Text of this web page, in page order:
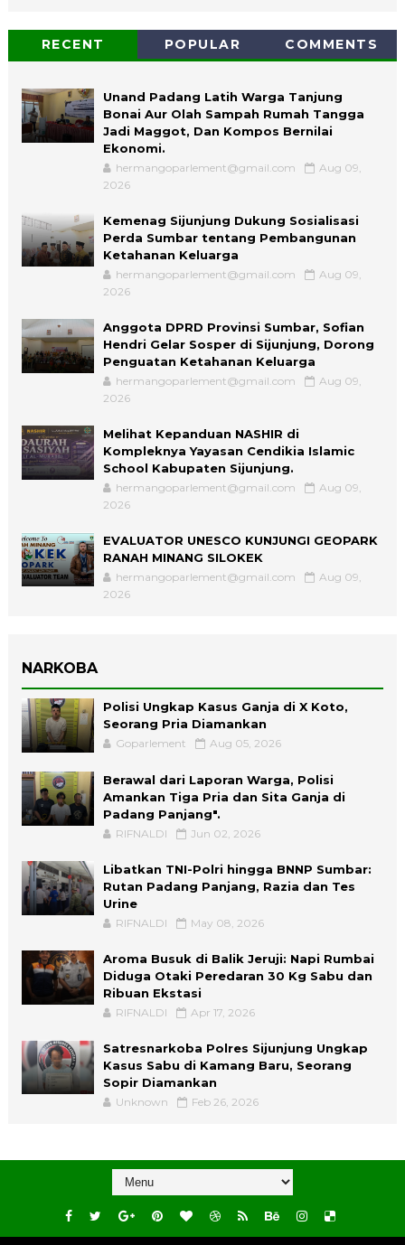
RECENT POPULAR COMMENTS
Unand Padang Latih Warga Tanjung
Bonai Aur Olah Sampah Rumah Tangga
Jadi Maggot, Dan Kompos Bernilai
Ekonomi.
hermangoparlement@gmail.com
Aug 09,
2026
Kemenag Sijunjung Dukung Sosialisasi
Perda Sumbar tentang Pembangunan
Ketahanan Keluarga
hermangoparlement@gmail.com
Aug 09,
2026
Anggota DPRD Provinsi Sumbar, Sofian
Hendri Gelar Sosper di Sijunjung, Dorong
Penguatan Ketahanan Keluarga
hermangoparlement@gmail.com
Aug 09,
2026
Melihat Kepanduan NASHIR di
Kompleknya Yayasan Cendikia Islamic
School Kabupaten Sijunjung.
hermangoparlement@gmail.com
Aug 09,
2026
EVALUATOR UNESCO KUNJUNGI GEOPARK
RANAH MINANG SILOKEK
hermangoparlement@gmail.com
Aug 09,
2026
NARKOBA
Polisi Ungkap Kasus Ganja di X Koto,
Seorang Pria Diamankan
Goparlement Aug 05, 2026
Berawal dari Laporan Warga, Polisi
Amankan Tiga Pria dan Sita Ganja di
Padang Panjang".
RIFNALDI Jun 02, 2026
Libatkan TNI-Polri hingga BNNP Sumbar:
Rutan Padang Panjang, Razia dan Tes
Urine
RIFNALDI May 08, 2026
Aroma Busuk di Balik Jeruji: Napi Rumbai
Diduga Otaki Peredaran 30 Kg Sabu dan
Ribuan Ekstasi
RIFNALDI Apr 17, 2026
Satresnarkoba Polres Sijunjung Ungkap
Kasus Sabu di Kamang Baru, Seorang
Sopir Diamankan
Unknown Feb 26, 2026